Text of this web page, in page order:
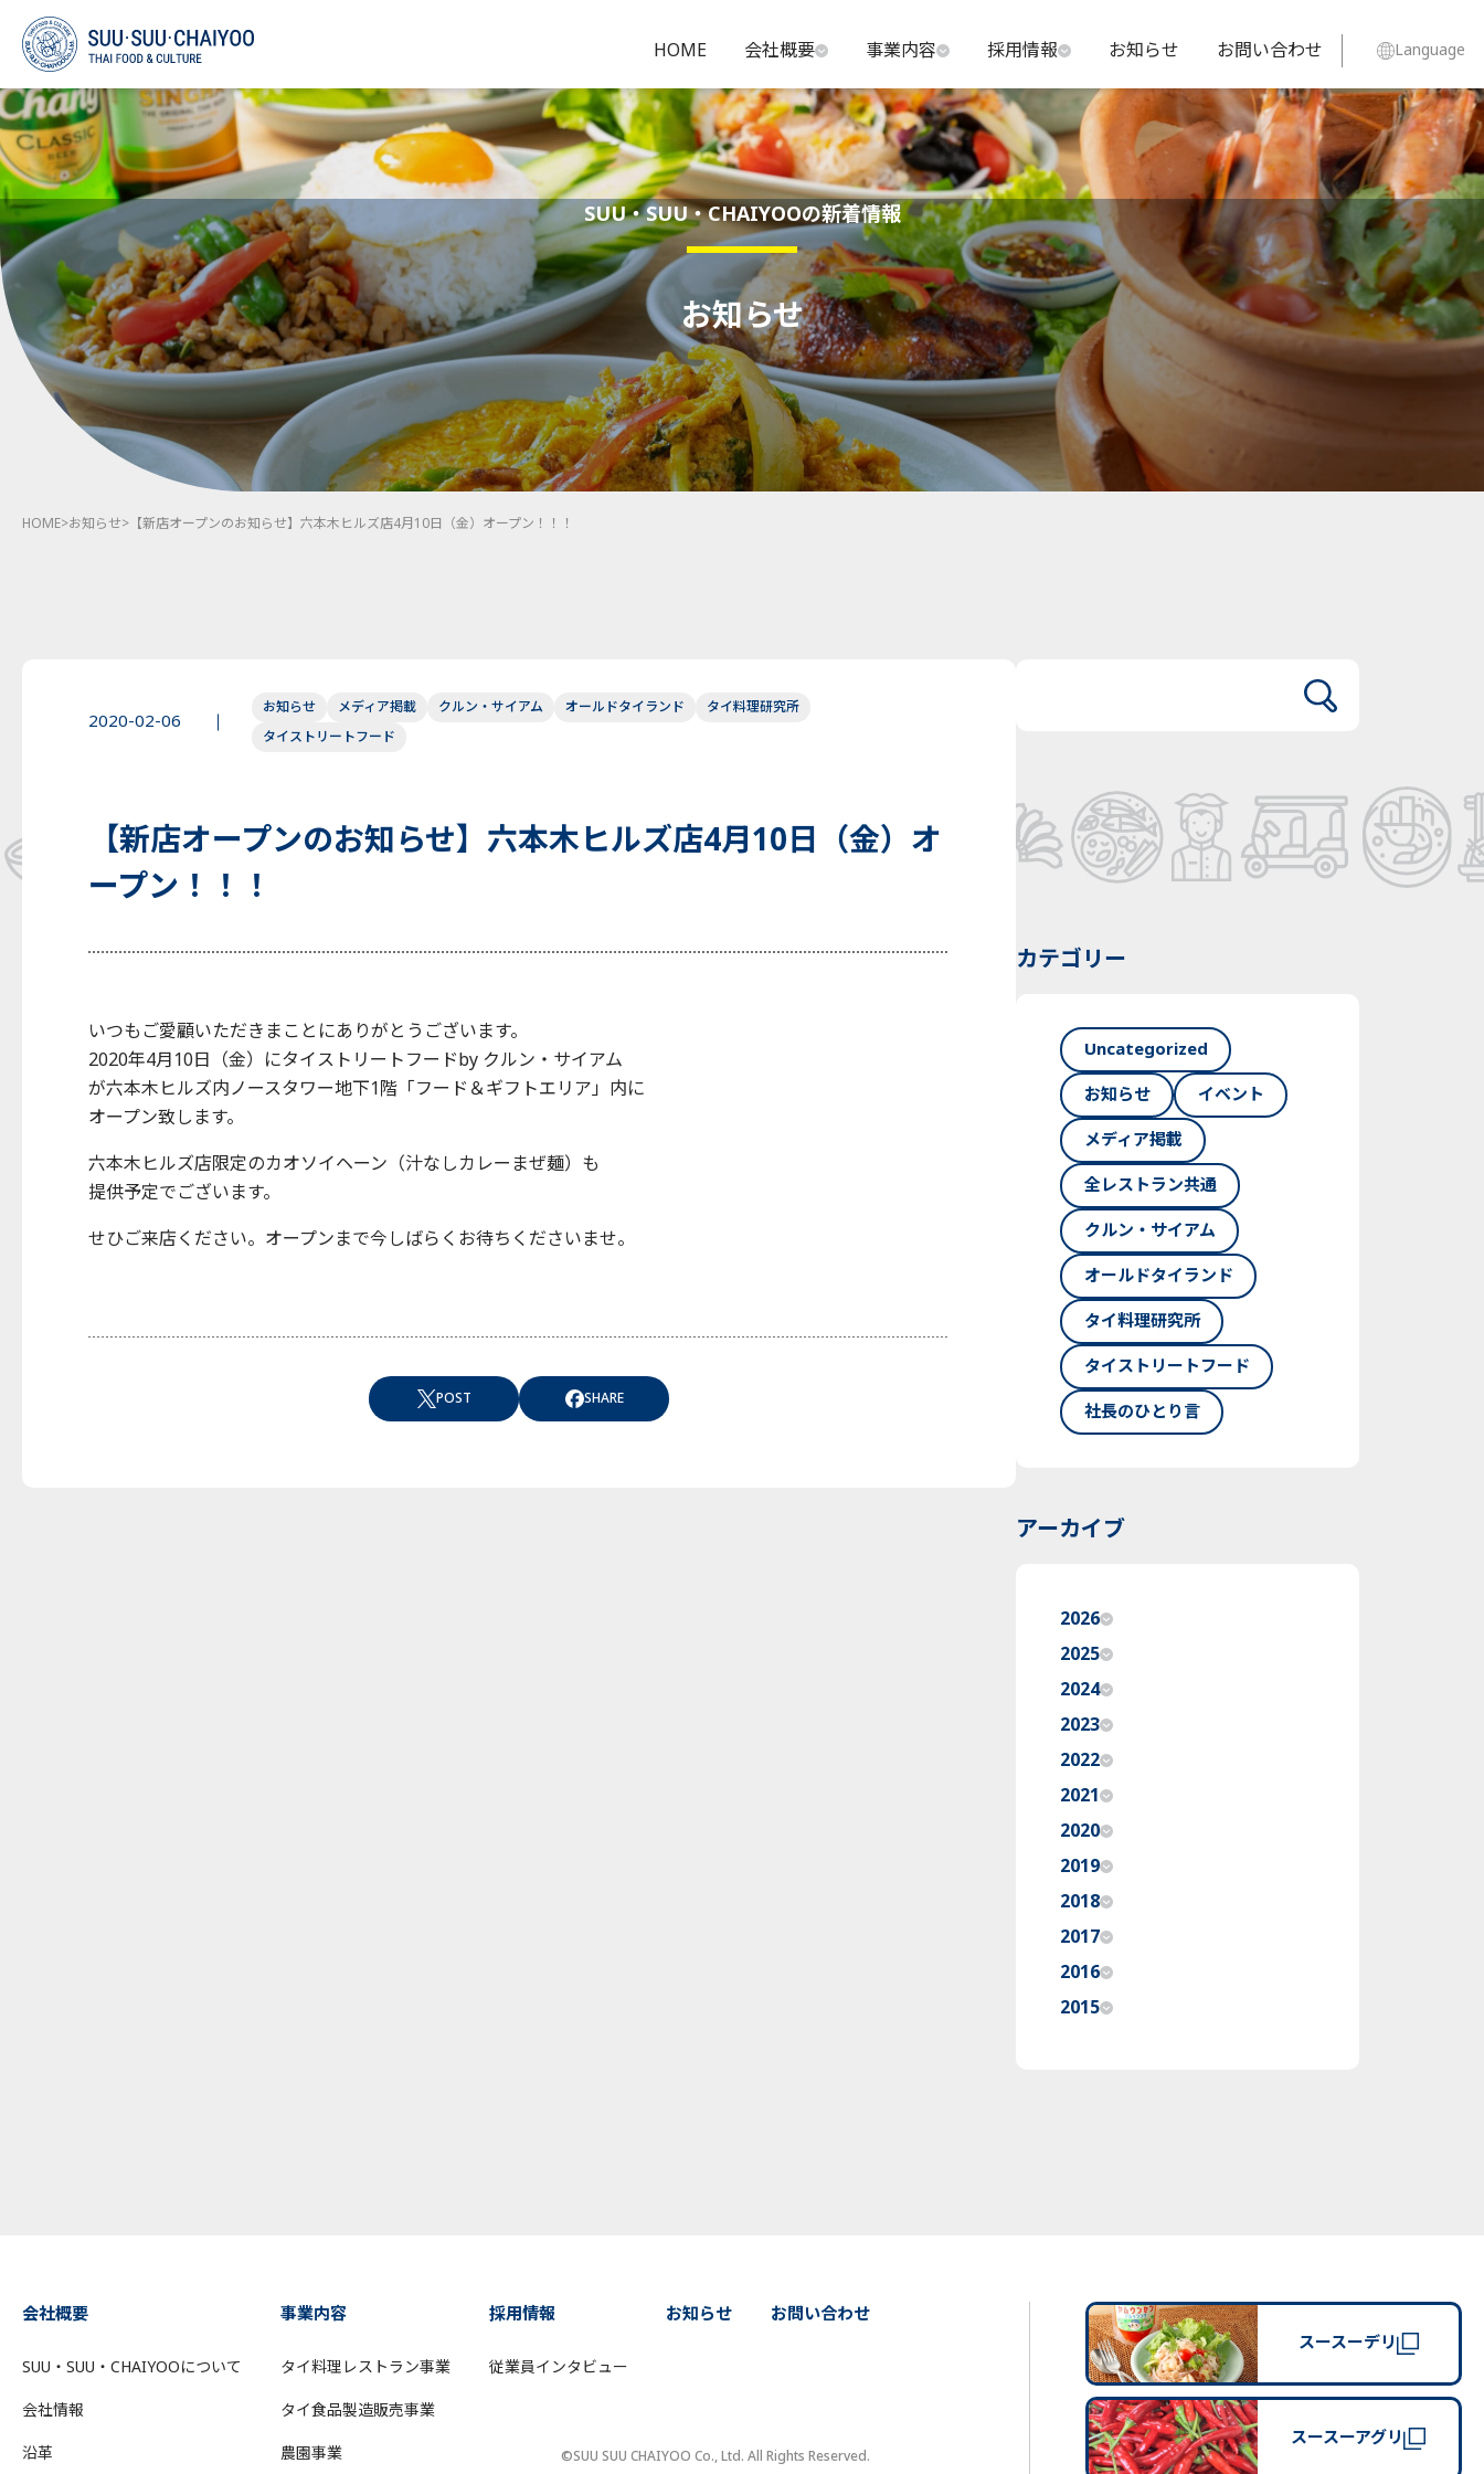
HOME 会社概要 事業内容 採用情報 お知らせ お問い合わせ Language
SUU・SUU・CHAIYOOの新着情報
お知らせ
HOME>お知らせ> 【新店オープンのお知らせ】六本木ヒルズ店4月10日（金）オープン！！！
2020-02-06
お知らせ メディア掲載 クルン・サイアム オールドタイランド
タイ料理研究所
タイストリートフード
【新店オープンのお知らせ】六本木ヒルズ店4月10日（金）オ
ープン！！！
いつもご愛顧いただきまことにありがとうございます。
2020年4月10日（金）にタイストリートフードby クルン・サイアム
が六本木ヒルズ内ノースタワー地下1階「フード＆ギフトエリア」内に
オープン致します。
六本木ヒルズ店限定のカオソイヘーン（汁なしカレーまぜ麺）も
提供予定でございます。
せひご来店ください。オープンまで今しばらくお待ちくださいませ。
POST SHARE
カテゴリー
Uncategorized
お知らせ
イベント
メディア掲載
全レストラン共通
クルン・サイアム
オールドタイランド
タイ料理研究所
タイストリートフード
社長のひとり言
アーカイブ
2026
2025
2024
2023
2022
2021
2020
2019
2018
2017
2016
2015
会社概要
SUU・SUU・CHAIYOOについて
会社情報
沿革
事業内容
タイ料理レストラン事業
タイ食品製造販売事業
農園事業
採用情報
従業員インタビュー
お知らせ お問い合わせ
©SUU SUU CHAIYOO Co., Ltd. All Rights Reserved.
スースーデリ
スースーアグリ